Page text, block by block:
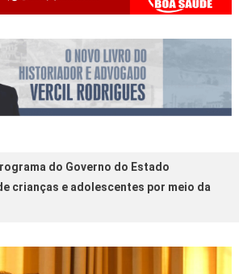
do Governo do Estado
crianças e adolescentes por meio da